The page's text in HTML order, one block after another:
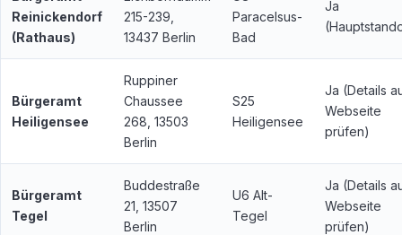
Reinickendorf
(Rathaus)
215-239,
13437 Berlin
Paracelsus-
Bad
Ja
Bürgeramt
Heiligensee
Ruppiner
Chaussee
268, 13503
Berlin
S25
Heiligensee
Ja (Details
Webseite
prüfen)
Bürgeramt
Tegel
Buddestraße
21, 13507
Berlin
U6 Alt-
Tegel
Ja (Details
Webseite
prüfen)